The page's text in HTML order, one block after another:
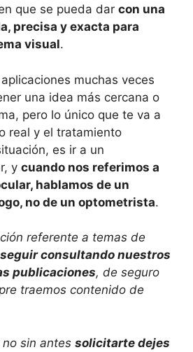
que se pueda dar con una
precisa y exacta para
visual.
muchas veces
una idea más cercana o
pero lo único que te va a
real y el tratamiento
es ir a un
y cuando nos referimos a
hablamos de un
no de un optometrista.
referente a temas de
seguir consultando nuestros
publicaciones, de seguro
traemos contenido de
sin antes solicitarte dejes